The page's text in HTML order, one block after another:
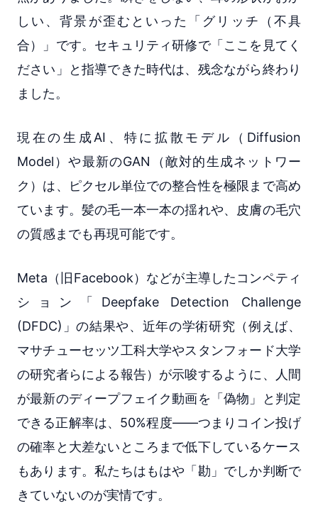
しい、背景が歪むといった「グリッチ（不具
合）」です。セキュリティ研修で「ここを見てく
ださい」と指導できた時代は、残念ながら終わり
ました。
現在の生成AI、特に拡散モデル（Diffusion
Model）や最新のGAN（敵対的生成ネットワー
ク）は、ピクセル単位での整合性を極限まで高め
ています。髪の毛一本一本の揺れや、皮膚の毛穴
の質感までも再現可能です。
Meta（旧Facebook）などが主導したコンペティ
ション「Deepfake Detection Challenge
(DFDC)」の結果や、近年の学術研究（例えば、
マサチューセッツ工科大学やスタンフォード大学
の研究者らによる報告）が示唆するように、人間
が最新のディープフェイク動画を「偽物」と判定
できる正解率は、50%程度――つまりコイン投げ
の確率と大差ないところまで低下しているケース
もあります。私たちはもはや「勘」でしか判断で
きていないのが実情です。